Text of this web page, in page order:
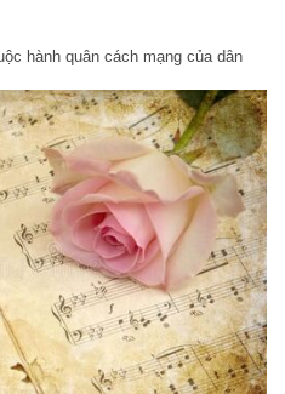
hành quân cách mạng của dân